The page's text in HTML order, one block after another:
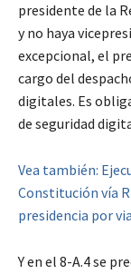
presidente de la
y no haya
excepcional, el
cargo del
digitales. Es
de seguridad
Vea también:
Constitución vía
presidencia por
Y en el 8-A.4 se